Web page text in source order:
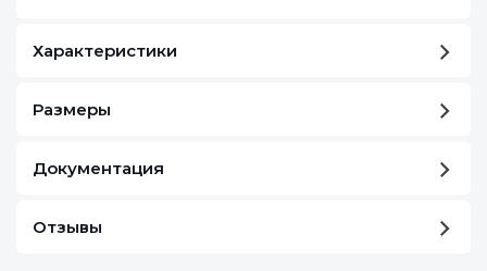
Характеристики
Размеры
Документация
Отзывы